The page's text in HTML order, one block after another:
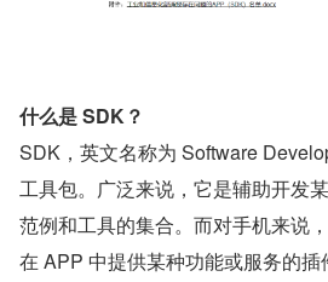
什么是 SDK？
SDK，英文名称为 Software
工具包。广泛来说，它是辅助开发
范例和工具的集合。而对手机来说
在 APP 中提供某种功能或服务的